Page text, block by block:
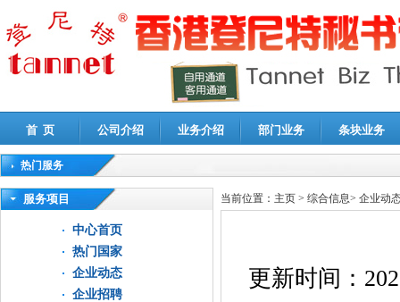
首 页 公司介绍 业务介绍 部门业务 条块业务
热门服务
高新技术企业认定审计|企业所得税汇算清缴申报鉴证
服务项目
中心首页
热门国家
企业动态
企业招聘
当前位置： 主页 > 综合信息> 企业动
更新时间：